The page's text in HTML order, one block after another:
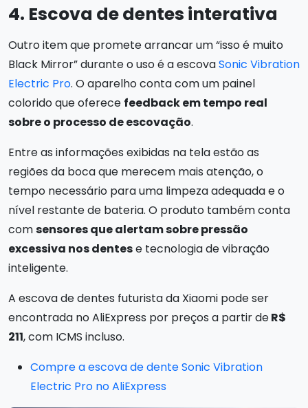
4. Escova de dentes interativa
Outro item que promete arrancar um “isso é muito
Black Mirror” durante o uso é a escovaSonic Vibration
Electric Pro. O aparelho conta com um painel
colorido que oferece feedback em tempo real
sobre o processo de escovação.
Entre as informações exibidas na tela estão as
regiões da boca que merecem mais atenção, o
tempo necessário para uma limpeza adequada e o
nível restante de bateria. O produto também conta
comsensores que alertam sobre pressão
excessiva nos dentese tecnologia de vibração
inteligente.
A escova de dentes futurista da Xiaomi pode ser
encontrada no AliExpress por preços a partir deR$
211, com ICMS incluso.
Compre a escova de dente Sonic Vibration
Electric Pro no AliExpress